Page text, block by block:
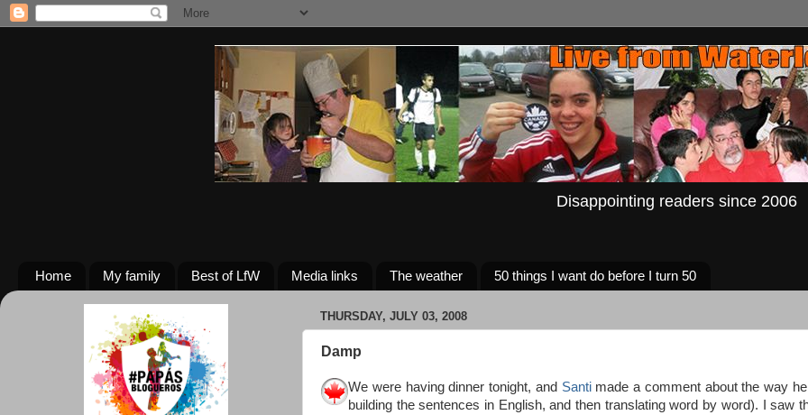
Disappointing readers since 2006
Home My family Best of LfW Media links The weather 50 things I want do before I turn 50
THURSDAY, JULY 03, 2008
Damp
We were having dinner tonight, and Santimade a comment about the way
building the sentences in English, and then translating word by word). I saw